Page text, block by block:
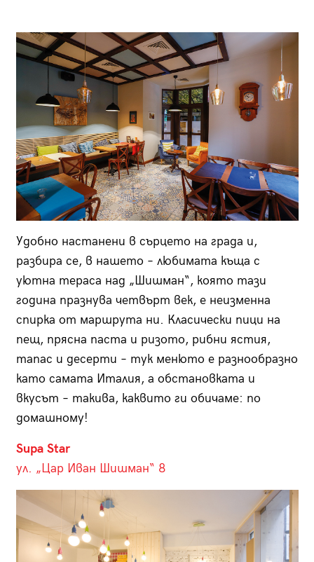
Удобно настанени в сърцето на града и,
разбира се, в нашето – любимата къща с
уютна тераса над „Шишман“, която тази
година празнува четвърт век, е неизменна
спирка от маршрута ни. Класически пици на
пещ, прясна паста и ризото, рибни ястия,
тапас и десерти – тук менюто е разнообразно
като самата Италия, а обстановката и
вкусът – такива, каквито ги обичаме: по
домашному!
Supa Star
ул. „Цар Иван Шишман“ 8